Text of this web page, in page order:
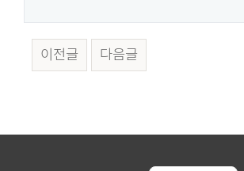
이전글 다음글